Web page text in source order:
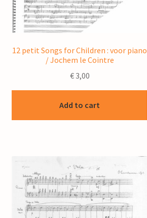
12 petit Songs for Children : voor piano
/ Jochem le Cointre
€3,00
Add to cart